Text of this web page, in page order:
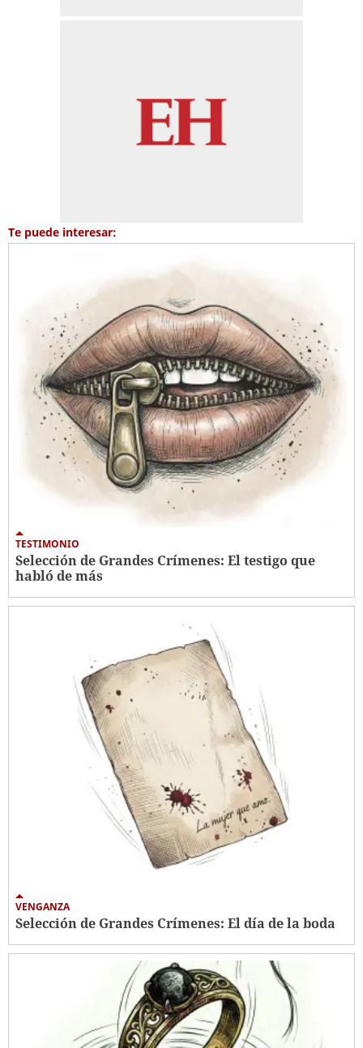
Te puede interesar:
TESTIMONIO
Selección de Grandes Crímenes: El testigo que
habló de más
VENGANZA
Selección de Grandes Crímenes: El día de la boda